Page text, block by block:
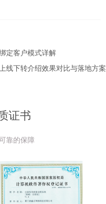
定客户模式详解
线下转介绍效果对比与落地方案
证书
靠的保障